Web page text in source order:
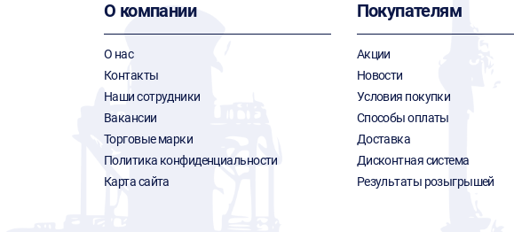
О компании
О нас
Контакты
Наши сотрудники
Вакансии
Торговые марки
Политика конфиденциальности
Карта сайта
Покупателям
Акции
Новости
Условия покупки
Способы оплаты
Доставка
Дисконтная система
Результаты розыгрышей